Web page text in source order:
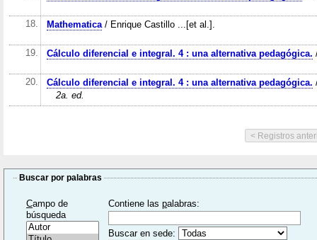
18. Mathematica/ Enrique Castillo ...[et al.].
19. Cálculo diferencial e integral. 4 : una alternativa pedagógica.
20. Cálculo diferencial e integral. 4 : una alternativa pedagógica.
2a. ed.
Buscar por palabras
Campo de
búsqueda
Contiene laspalabras:
Buscar en sede: